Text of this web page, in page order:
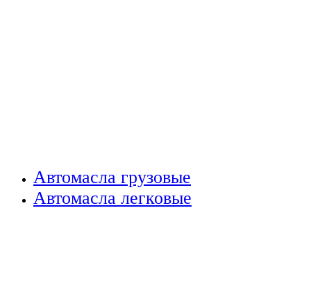
Автомасла грузовые
Автомасла легковые